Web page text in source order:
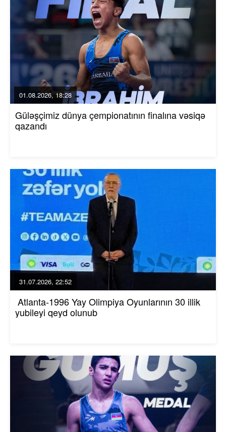
01.08.2026, 18:28
Güləşçimiz dünya çempionatının finalına vəsiqə
qazandı
31.07.2026, 22:52
Atlanta-1996 Yay Olimpiya Oyunlarının 30 illik
yubileyi qeyd olunub